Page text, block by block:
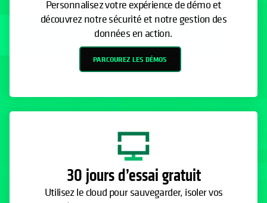
Personnalisez votre expérience de démo et
découvrez notre sécurité et notre gestion des
données en action.
PARCOUREZ LES DÉMOS
30 jours d’essai gratuit
Utilisez le cloud pour sauvegarder, isoler vos